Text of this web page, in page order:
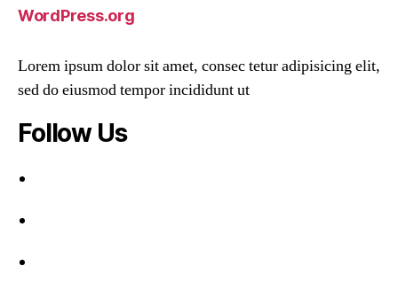
WordPress.org
Lorem ipsum dolor sit amet, consec tetur adipisicing elit,
sed do eiusmod tempor incididunt ut
Follow Us